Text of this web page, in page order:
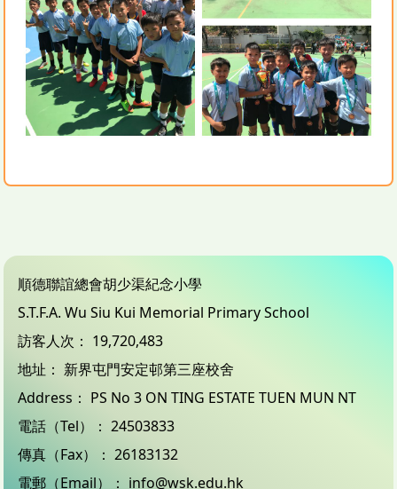
順德聯誼總會胡少渠紀念小學
S.T.F.A. Wu Siu Kui Memorial Primary School
訪客人次： 19,720,483
地址： 新界屯門安定邨第三座校舍
Address： PS No 3 ON TING ESTATE TUEN MUN NT
電話（Tel）： 24503833
傳真（Fax）： 26183132
電郵（Email）： info@wsk.edu.hk